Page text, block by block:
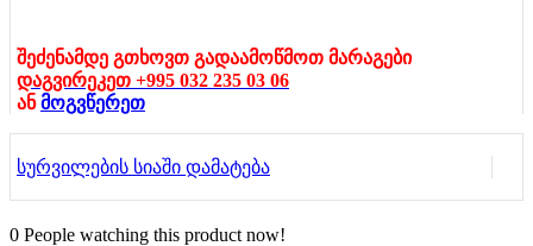
შეძენამდე გთხოვთ გადაამოწმოთ მარაგები
დაგვირეკეთ +995 032 235 03 06
ანმოგვწერეთ
სურვილების სიაში დამატება
0 People watching this product now!